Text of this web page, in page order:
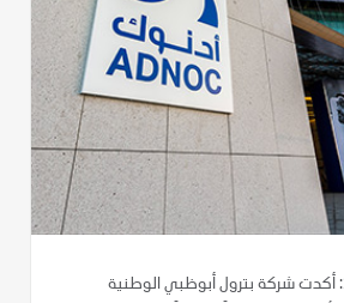
أبوظبي 8 مايو 2018: أكدت شركة بترول أبوظبي الوطنية